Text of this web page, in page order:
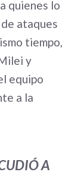
quienes lo
ataques
tiempo,
y
equipo
a la
A